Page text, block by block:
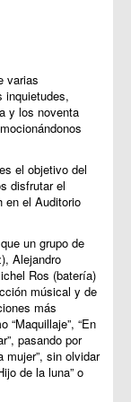
varias
inquietudes,
y los noventa
el objetivo del
disfrutar el
en el Auditorio
un grupo de
Alejandro
Ros (batería)
músical y de
más
“Maquillaje”, “En
pasando por
mujer”, sin olvidar
de la luna” o